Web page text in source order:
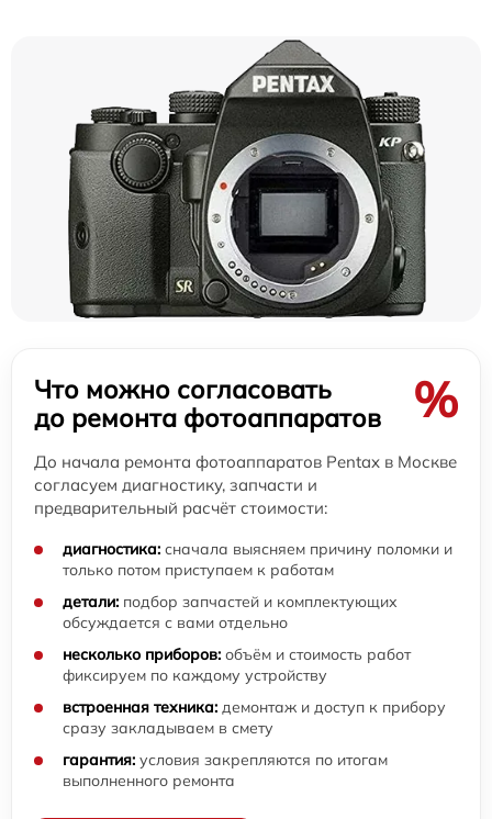
Что можно согласовать
до ремонта фотоаппаратов
%
До начала ремонта фотоаппаратов Pentax в Москве
согласуем диагностику, запчасти и
предварительный расчёт стоимости:
диагностика: сначала выясняем причину поломки и
только потом приступаем к работам
детали: подбор запчастей и комплектующих
обсуждается с вами отдельно
несколько приборов: объём и стоимость работ
фиксируем по каждому устройству
встроенная техника: демонтаж и доступ к прибору
сразу закладываем в смету
гарантия: условия закрепляются по итогам
выполненного ремонта